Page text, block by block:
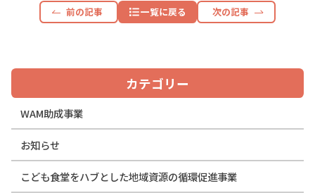
前の記事 一覧に戻る 次の記事
カテゴリー
WAM助成事業
お知らせ
こども食堂をハブとした地域資源の循環促進事業